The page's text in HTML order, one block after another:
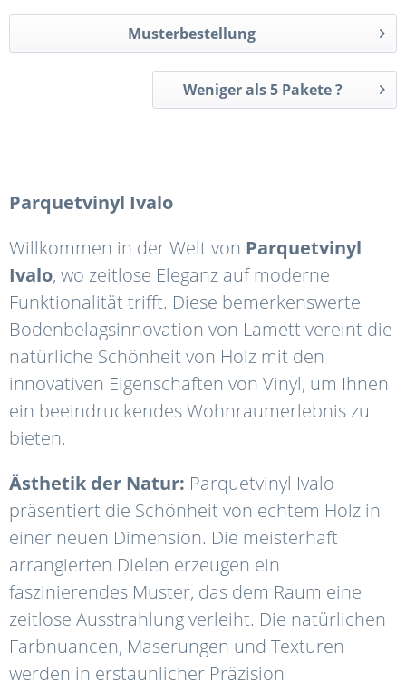
Musterbestellung
Weniger als 5 Pakete ?
Parquetvinyl Ivalo
Willkommen in der Welt von Parquetvinyl
Ivalo, wo zeitlose Eleganz auf moderne
Funktionalität trifft. Diese bemerkenswerte
Bodenbelagsinnovation von Lamett vereint die
natürliche Schönheit von Holz mit den
innovativen Eigenschaften von Vinyl, um Ihnen
ein beeindruckendes Wohnraumerlebnis zu
bieten.
Ästhetik der Natur: Parquetvinyl Ivalo
präsentiert die Schönheit von echtem Holz in
einer neuen Dimension. Die meisterhaft
arrangierten Dielen erzeugen ein
faszinierendes Muster, das dem Raum eine
zeitlose Ausstrahlung verleiht. Die natürlichen
Farbnuancen, Maserungen und Texturen
werden in erstaunlicher Präzision